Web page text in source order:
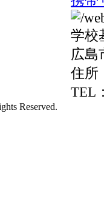
学校
広島
住所
TEL
Reserved.